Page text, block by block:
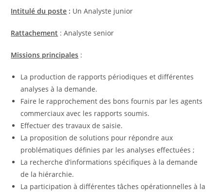
Intitulé du poste : Un Analyste junior
Rattachement : Analyste senior
Missions principales :
La production de rapports périodiques et différentes
analyses à la demande.
Faire le rapprochement des bons fournis par les agents
commerciaux avec les rapports soumis.
Effectuer des travaux de saisie.
La proposition de solutions pour répondre aux
problématiques définies par les analyses effectuées ;
La recherche d’informations spécifiques à la demande
de la hiérarchie.
La participation à différentes tâches opérationnelles à la